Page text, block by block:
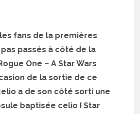
les fans de la premières
passés à côté de la
One – A Star Wars
de la sortie de ce
a de son côté sorti une
baptisée celio I Star